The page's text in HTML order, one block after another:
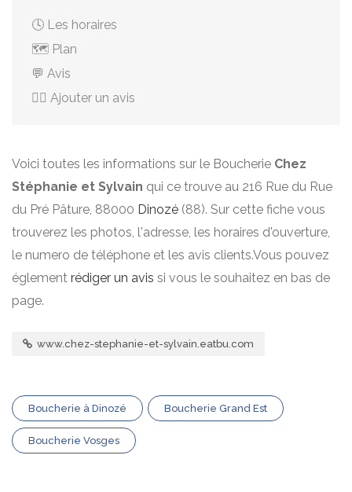
🕓 Les horaires
🗺️ Plan
💬 Avis
✍🏻 Ajouter un avis
Voici toutes les informations sur le Boucherie Chez
Stéphanie et Sylvain qui ce trouve au 216 Rue du Rue
du Pré Pâture, 88000 Dinozé (88). Sur cette fiche vous
trouverez les photos, l'adresse, les horaires d'ouverture,
le numero de téléphone et les avis clients.Vous pouvez
églement rédiger un avis si vous le souhaitez en bas de
page.
www.chez-stephanie-et-sylvain.eatbu.com
Boucherie à Dinozé Boucherie Grand Est
Boucherie Vosges